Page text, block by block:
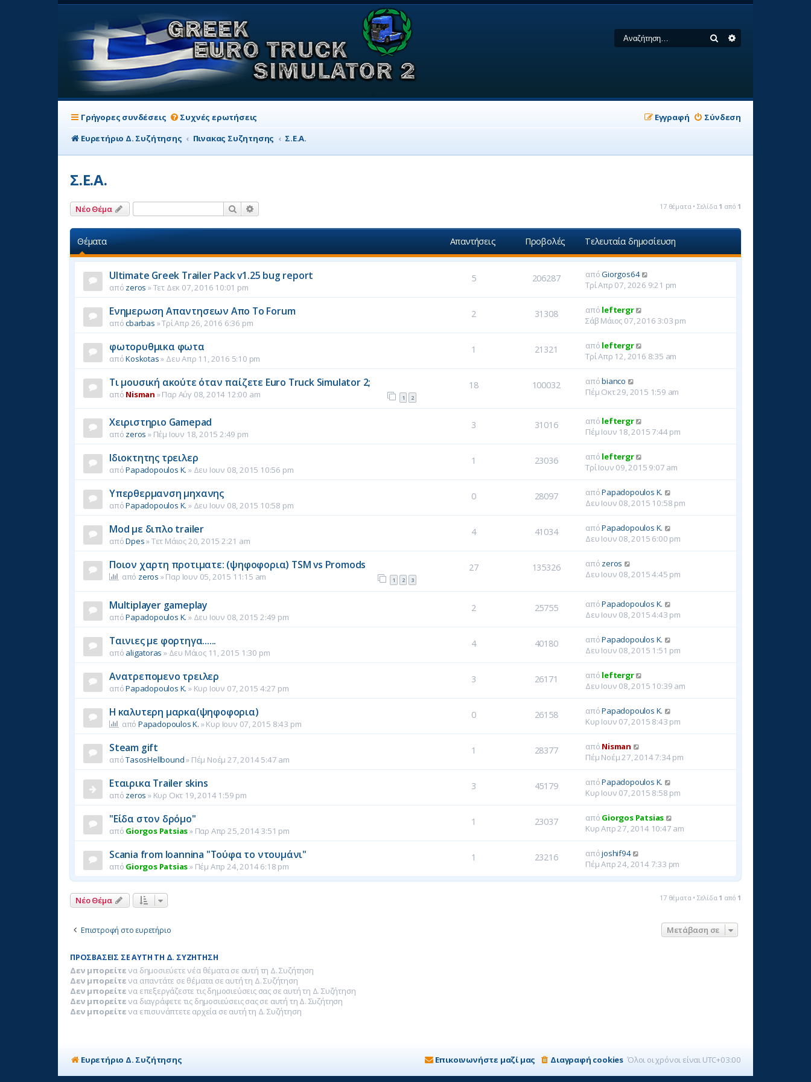
Αναζήτηση
Γρήγορες συνδέσεις Συχνές ερωτήσεις Σύνδεση
Εγγραφή
Ευρετήριο Δ. Συζήτησης
Πινακας Συζητησης Σ.Ε.Α.
Σ.Ε.Α.
Νέο Θέμα Αναζήτηση 17 θέματα • Σελίδα 1 από 1
Θέματα Απαντήσεις Προβολές Τελευταία δημοσίευση
Ultimate Greek Trailer Pack v1.25 bug report
από zeros »Τετ Δεκ 07, 2016 10:01 pm
5 206287 απόGiorgos64
Τρί Απρ 07, 2026 9:21 pm
Ενημερωση Απαντησεων Απο Το Forum
απόcbarbas »Τρί Απρ 26, 2016 6:36 pm
2 31308 από leftergr
Σάβ Μάιος 07, 2016 3:03 pm
φωτορυθμικα φωτα
απόKoskotas» Δευ Απρ 11, 2016 5:10 pm
1 21321 από leftergr
Τρί Απρ 12, 2016 8:35 am
Τι μουσική ακούτε όταν παίζετε Euro Truck Simulator 2;
από Nisman »Παρ Αύγ 08, 2014 12:00 am 1 2
18 100032 απόbianco
Πέμ Οκτ 29, 2015 1:59 am
Χειριστηριο Gamepad
από zeros » Πέμ Ιουν 18, 2015 2:49 pm
3 31016 από leftergr
Πέμ Ιουν 18, 2015 7:44 pm
Ιδιοκτητης τρειλερ
απόPapadopoulos K. » Δευ Ιουν 08, 2015 10:56 pm
1 23036 από leftergr
Τρί Ιουν 09, 2015 9:07 am
Υπερθερμανση μηxανης
απόPapadopoulos K. » Δευ Ιουν 08, 2015 10:58 pm
0 28097 απόPapadopoulos K.
Δευ Ιουν 08, 2015 10:58 pm
Mod με διπλο trailer
απόDpes»Τετ Μάιος 20, 2015 2:21 am
4 41034 απόPapadopoulos K.
Δευ Ιουν 08, 2015 6:00 pm
Ποιον χαρτη προτιματε: (ψηφοφορια) TSM vs Promods
από zeros »Παρ Ιουν 05, 2015 11:15 am 1 2 3
27 135326 από zeros
Δευ Ιουν 08, 2015 4:45 pm
Multiplayer gameplay
απόPapadopoulos K. » Δευ Ιουν 08, 2015 2:49 pm
2 25755 απόPapadopoulos K.
Δευ Ιουν 08, 2015 4:43 pm
Ταινιες με φορτηγα......
από aligatoras » Δευ Μάιος 11, 2015 1:30 pm
4 40180 απόPapadopoulos K.
Δευ Ιουν 08, 2015 1:51 pm
Ανατρεπομενο τρειλερ
απόPapadopoulos K. » Κυρ Ιουν 07, 2015 4:27 pm
3 26171 από leftergr
Δευ Ιουν 08, 2015 10:39 am
Η καλυτερη μαρκα(ψηφοφορια)
από Papadopoulos K. »Κυρ Ιουν 07, 2015 8:43 pm
0 26158 απόPapadopoulos K.
Κυρ Ιουν 07, 2015 8:43 pm
Steam gift
απόTasosHellbound» Πέμ Νοέμ 27, 2014 5:47 am
1 28377 από Nisman
Πέμ Νοέμ 27, 2014 7:34 pm
Εταιρικα Trailer skins
από zeros » Κυρ Οκτ 19, 2014 1:59 pm
3 45179 απόPapadopoulos K.
Κυρ Ιουν 07, 2015 8:58 pm
"Είδα στον δρόμο"
από Giorgos Patsias» Παρ Απρ 25, 2014 3:51 pm
1 23037 από Giorgos Patsias
Κυρ Απρ 27, 2014 10:47 am
Scania from Ioannina "Τούφα το ντουμάνι"
από Giorgos Patsias» Πέμ Απρ 24, 2014 6:18 pm
1 23216 απόjoshif94
Πέμ Απρ 24, 2014 7:33 pm
Νέο Θέμα 17 θέματα • Σελίδα 1 από 1
Επιστροφή στο ευρετήριο Μετάβαση σε
ΠΡΟΣΒΆΣΕΙΣ ΣΕ ΑΥΤΉ ΤΗ Δ. ΣΥΖΉΤΗΣΗ
Δεν μπορείτενα δημοσιεύετε νέα θέματα σε αυτή τη Δ. Συζήτηση
Δεν μπορείτενα απαντάτε σε θέματα σε αυτή τη Δ. Συζήτηση
Δεν μπορείτενα επεξεργάζεστε τις δημοσιεύσεις σας σε αυτή τη Δ. Συζήτηση
Δεν μπορείτενα διαγράφετε τις δημοσιεύσεις σας σε αυτή τη Δ. Συζήτηση
Δεν μπορείτενα επισυνάπτετε αρχεία σε αυτή τη Δ. Συζήτηση
Ευρετήριο Δ. Συζήτησης Όλοι οι χρόνοι είναι UTC+03:00
Διαγραφή cookies
Επικοινωνήστε μαζί μας